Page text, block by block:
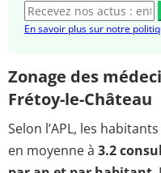
En savoir plus sur notre
Zonage des
Frétoy-le-Château
Selon l’APL, les
en moyenne à 3.2